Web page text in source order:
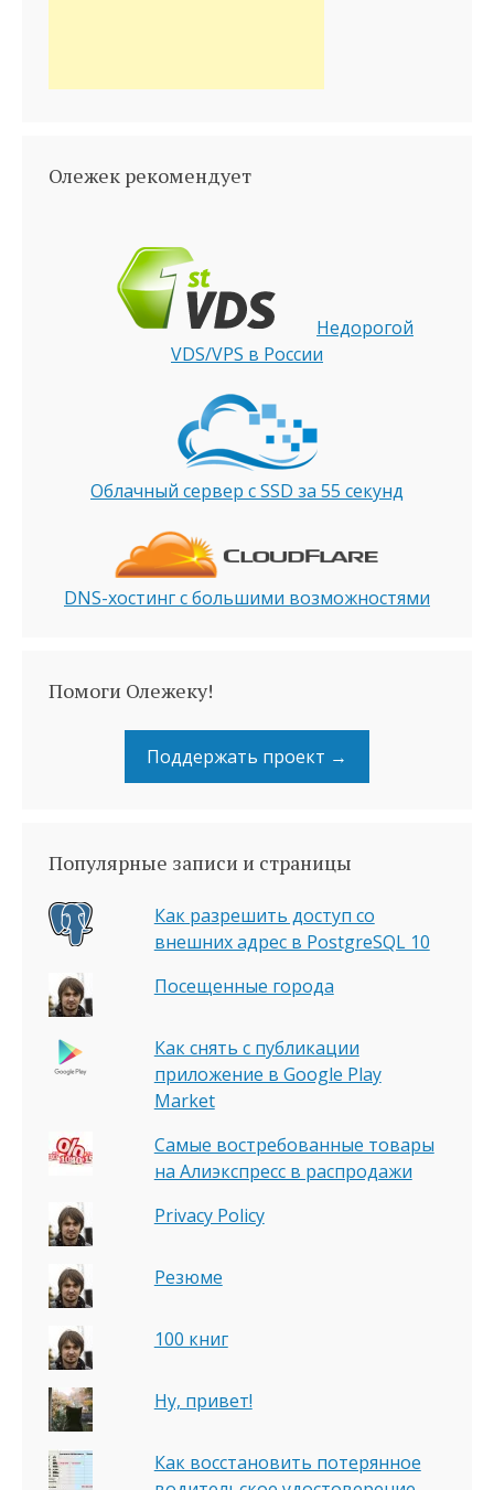
Олежек рекомендует
Недорогой
VDS/VPS в России
Облачный сервер с SSD за 55 секунд
DNS-хостинг с большими возможностями
Помоги Олежеку!
Поддержать проект →
Популярные записи и страницы
Как разрешить доступ со
внешних адрес в PostgreSQL 10
Посещенные города
Как снять с публикации
приложение в Google Play
Market
Самые востребованные товары
на Алиэкспресс в распродажи
Privacy Policy
Резюме
100 книг
Ну, привет!
Как восстановить потерянное